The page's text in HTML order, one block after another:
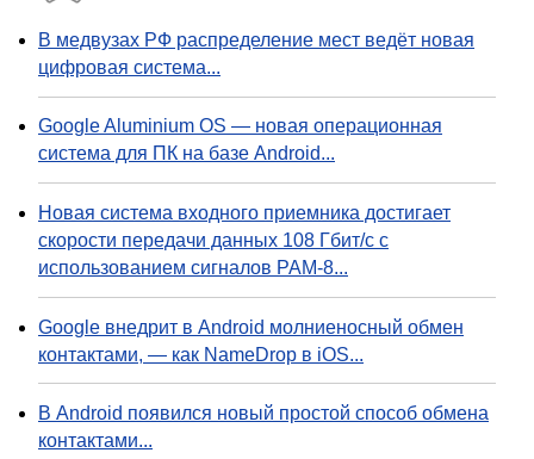
В медвузах РФ распределение мест ведёт новая
цифровая система...
Google Aluminium OS — новая операционная
система для ПК на базе Android...
Новая система входного приемника достигает
скорости передачи данных 108 Гбит/с с
использованием сигналов PAM-8...
Google внедрит в Android молниеносный обмен
контактами, — как NameDrop в iOS...
В Android появился новый простой способ обмена
контактами...